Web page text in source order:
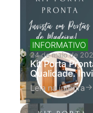
INFORMATIVO
24 de maio de
Kit Porta
Qualidade.
Leia na íntegra